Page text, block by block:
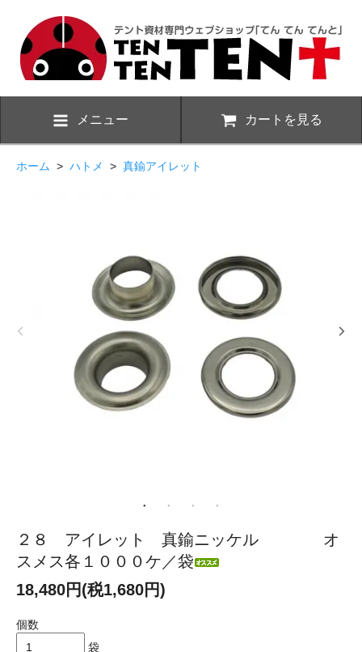
メニュー カートを見る
ホーム > ハトメ > 真鍮アイレット
２８ アイレット 真鍮ニッケル オ
スメス各１０００ケ／袋
18,480円(税1,680円)
個数
袋